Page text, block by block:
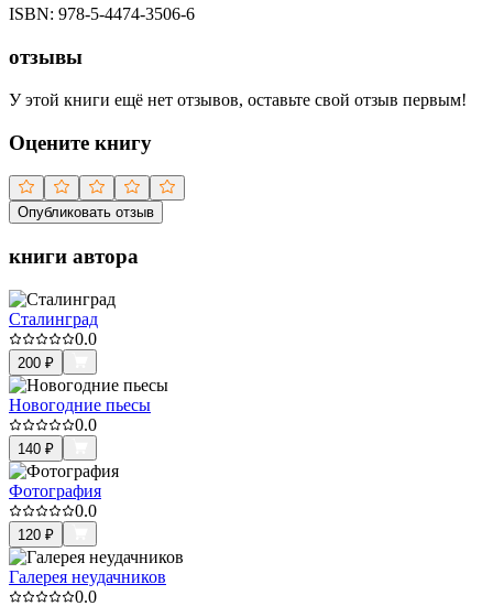
ISBN: 978-5-4474-3506-6
отзывы
У этой книги ещё нет отзывов, оставьте свой отзыв первым!
Оцените книгу
Опубликовать отзыв
книги автора
Сталинград
0.0
200 ₽
Новогодние пьесы
0.0
140 ₽
Фотография
0.0
120 ₽
Галерея неудачников
0.0